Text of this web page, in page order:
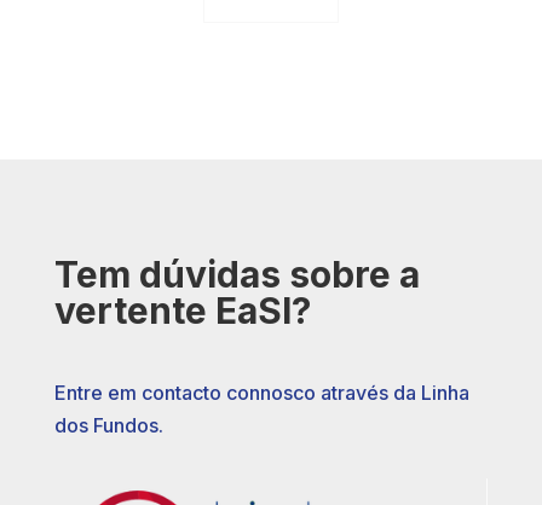
Tem dúvidas sobre a
vertente EaSI?
Entre em contacto connosco através da Linha
dos Fundos.